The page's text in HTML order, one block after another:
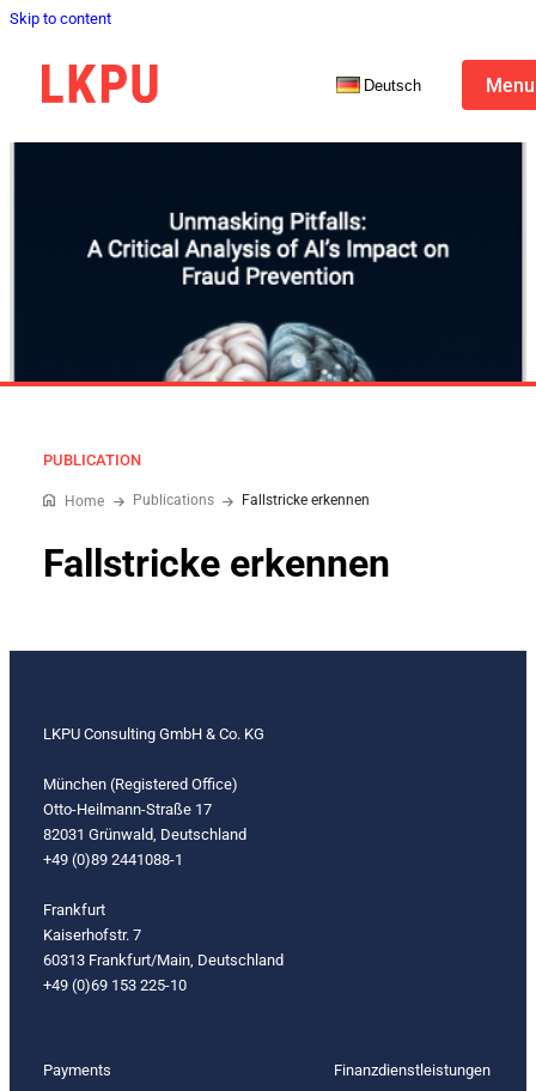
Skip to content
Deutsch Menu
PUBLICATION
Home Publications Fallstricke erkennen
Fallstricke erkennen
LKPU Consulting GmbH & Co. KG
München (Registered Office)
Otto-Heilmann-Straße 17
82031 Grünwald, Deutschland
+49 (0)89 2441088-1
Frankfurt
Kaiserhofstr. 7
60313 Frankfurt/Main, Deutschland
+49 (0)69 153 225-10
Payments
Finanzdienstleistungen